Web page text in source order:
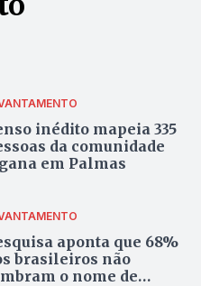
inédito mapeia 335
da comunidade
em Palmas
aponta que 68%
brasileiros não
o nome de